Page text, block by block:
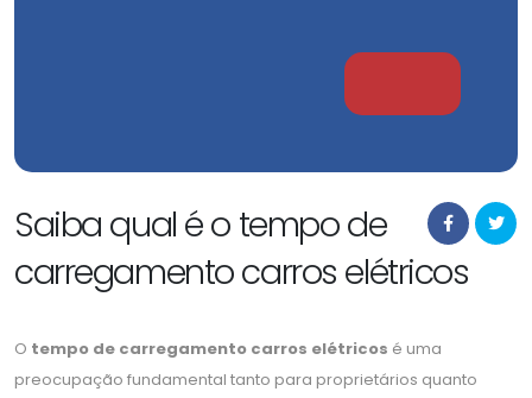
Saiba qual é o tempo de
carregamento carros elétricos
O tempo de carregamento carros elétricos é uma
preocupação fundamental tanto para proprietários quanto